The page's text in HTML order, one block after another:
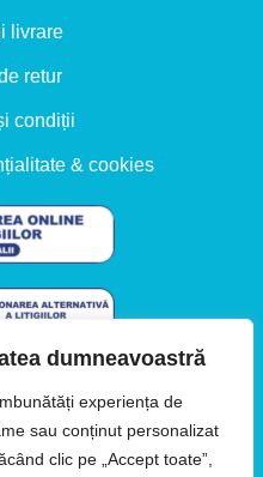
dumneavoastră
experiența de
sau conținut personalizat
clic pe „Accept toate”,
livrare
retur
condiții
& cookies
in LEI si contin TVA.